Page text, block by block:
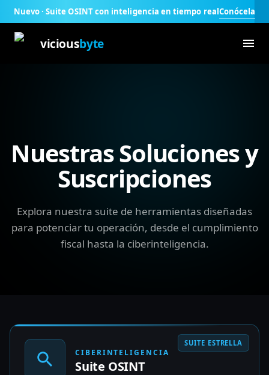
Nuevo · Suite OSINT con inteligencia en tiempo realConócela
viciousbyte
Nuestras Soluciones y
Suscripciones
Explora nuestra suite de herramientas diseñadas
para potenciar tu operación, desde el cumplimiento
fiscal hasta la ciberinteligencia.
SUITE ESTRELLA
CIBERINTELIGENCIA
Suite OSINT